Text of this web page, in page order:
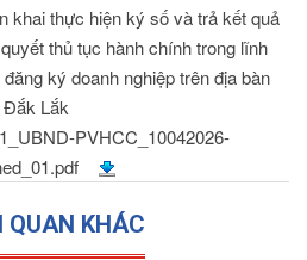
khai thực hiện ký số và trả kết quả
thủ tục hành chính trong lĩnh
ký doanh nghiệp trên địa bàn
Lắk
PVHCC_10042026-
QUAN KHÁC